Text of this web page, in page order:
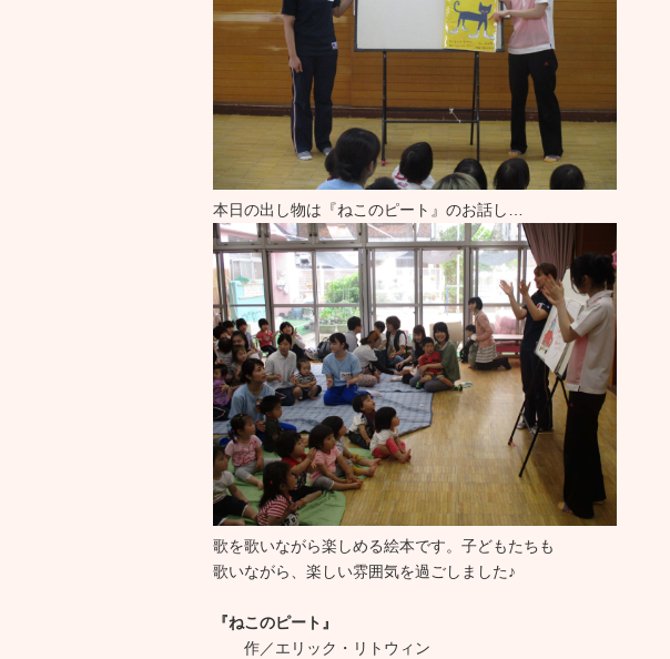
本日の出し物は『ねこのピート』のお話し…
歌を歌いながら楽しめる絵本です。子どもたちも
歌いながら、楽しい雰囲気を過ごしました♪
『ねこのピート』
作／エリック・リトウィン